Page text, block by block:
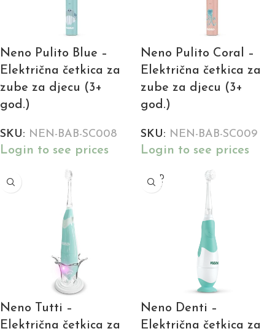
Neno Pulito Blue –
Električna četkica za
zube za djecu (3+
god.)
SKU: NEN-BAB-SC008
Login to see prices
Neno Pulito Coral –
Električna četkica za
zube za djecu (3+
god.)
SKU: NEN-BAB-SC009
Login to see prices
Neno Tutti –
Električna četkica za
SOLD
OUT
Neno Denti –
Električna četkica za